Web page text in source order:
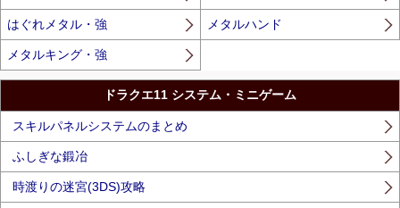
はぐれメタル・強 メタルハンド
メタルキング・強
ドラクエ11 システム・ミニゲーム
スキルパネルシステムのまとめ
ふしぎな鍛冶
時渡りの迷宮(3DS)攻略